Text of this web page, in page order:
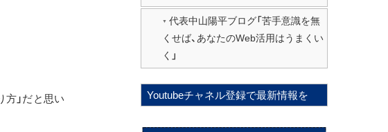
」だと思い
代表中山陽平ブログ「苦手意識を無
くせば、あなたのWeb活用はうまくい
く」
Youtubeチャネル登録で最新情報を